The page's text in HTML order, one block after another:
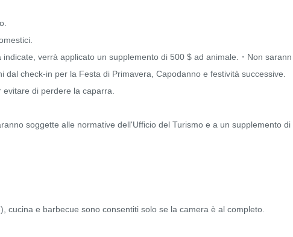
indicate, verrà applicato un supplemento di 500 $ ad animale.・Non sarann
check-in per la Festa di Primavera, Capodanno e festività successive.
di perdere la caparra.
soggette alle normative dell'Ufficio del Turismo e a un supplemento di
cucina e barbecue sono consentiti solo se la camera è al completo.